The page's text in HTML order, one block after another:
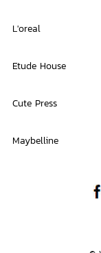
L'oreal
Etude House
Cute Press
Maybelline